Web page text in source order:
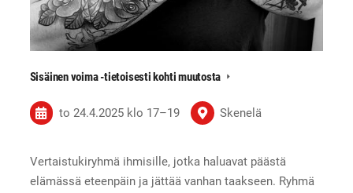
Sisäinen voima -tietoisesti kohti muutosta
to 24.4.2025 klo 17–19 Skenelä
Vertaistukiryhmä ihmisille, jotka haluavat päästä
elämässä eteenpäin ja jättää vanhan taakseen. Ryhmä